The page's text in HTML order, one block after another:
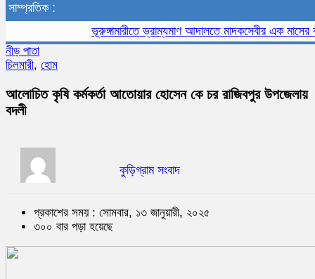
সাম্প্রতিক :
ভূরুঙ্গামারীতে ভ্রাম্যমাণ আদালতে মাদকসেবীর এক মাসের
নীড় পাতা
চিলমারী, হোম
আলোচিত কৃষি কর্মকর্তা আতোয়ার হোসেন কে চর রাজিবপুর উপজেলায়
বদলী
কুড়িগ্রাম সংবাদ
প্রকাশের সময় : সোমবার, ১৩ জানুয়ারী, ২০২৫
৩০০ বার পড়া হয়েছে